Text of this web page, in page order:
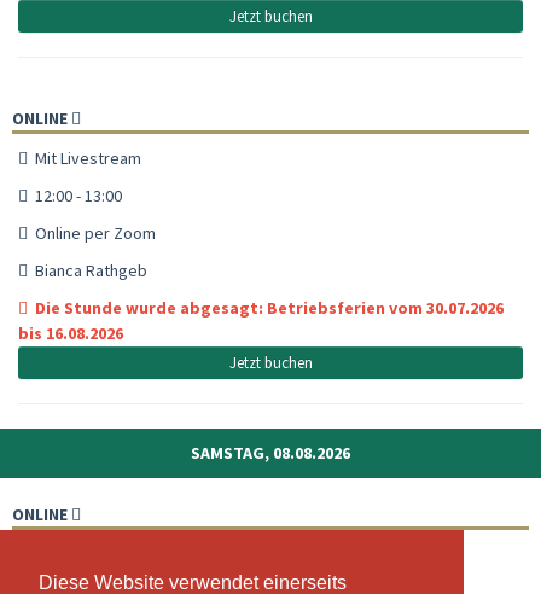
Diese Website verwendet einerseits
Diese Website verwendet einerseits
Jetzt buchen
ONLINE
Mit Livestream
12:00 - 13:00
Online per Zoom
Bianca Rathgeb
Die Stunde wurde abgesagt: Betriebsferien vom 30.07.2026
bis 16.08.2026
Jetzt buchen
SAMSTAG, 08.08.2026
ONLINE